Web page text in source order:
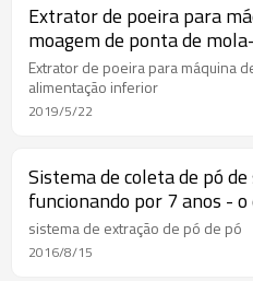
Extrator de poeira para
moagem de ponta de
de solução de coleta de
Extrator de poeira para máquina
alimentação inferior
2019/5/22
Sistema de coleta de pó
funcionando por 7 anos -
situação atual agora
sistema de extração de pó de pó
2016/8/15